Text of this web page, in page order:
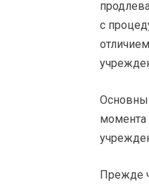
с
момента
Прежде